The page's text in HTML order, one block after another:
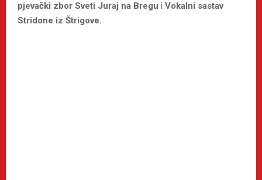
pjevački zbor Sveti Juraj na Bregu i Vokalni sastav
Stridone iz Štrigove.